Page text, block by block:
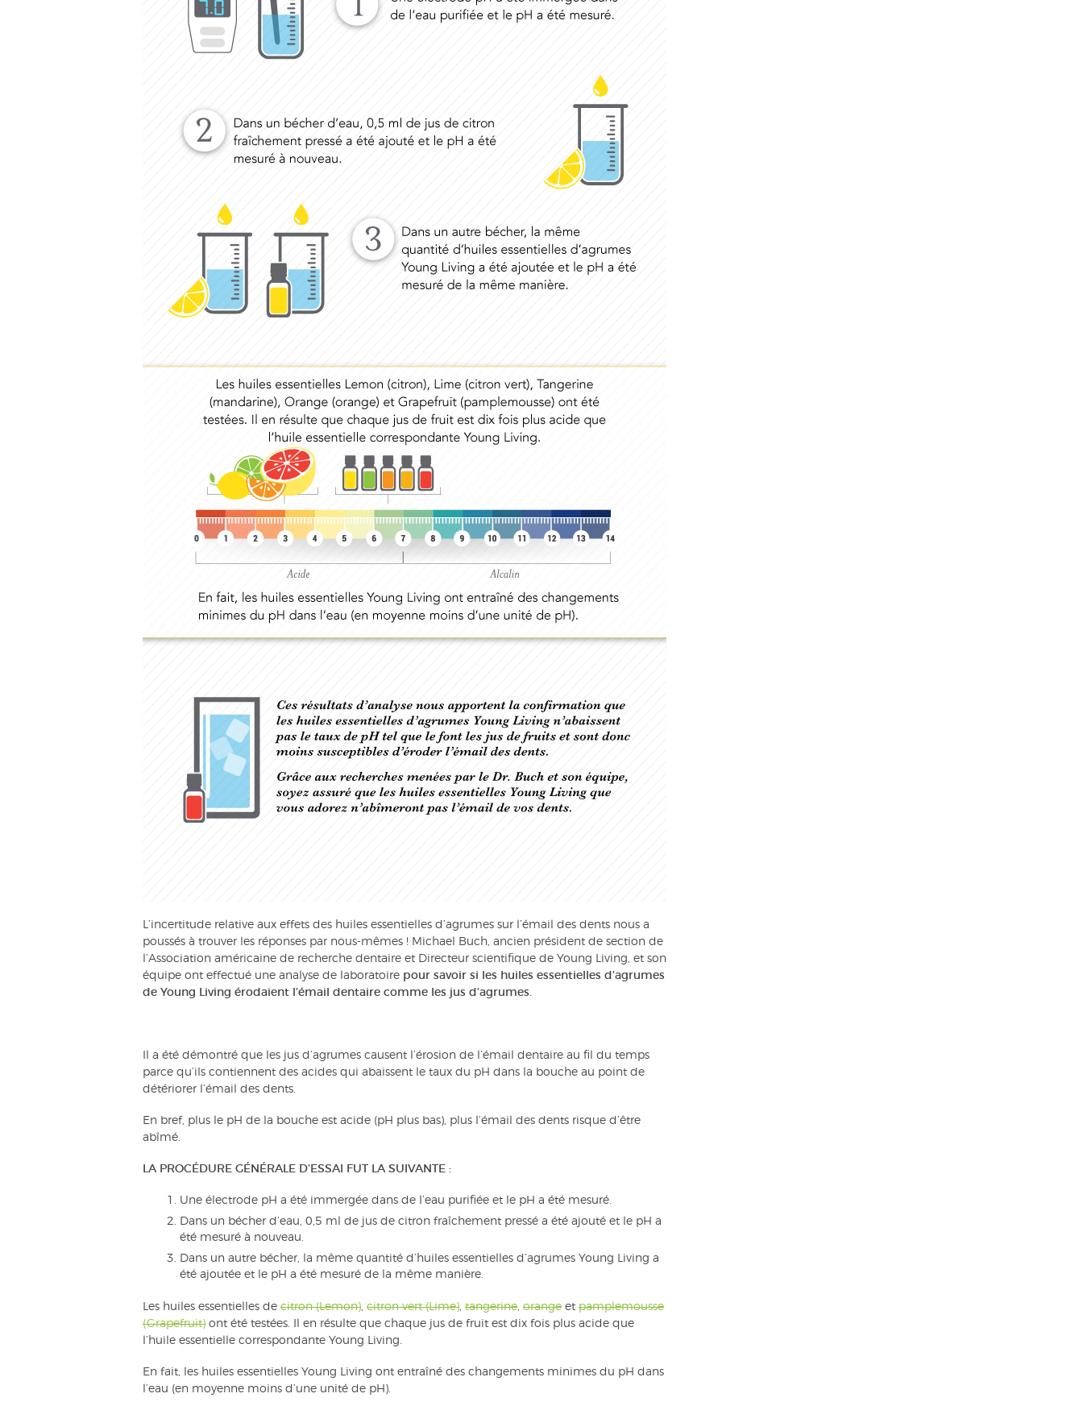
L’incertitude relative aux effets des huiles essentielles d’agrumes sur l’émail des dents nous a
poussés à trouver les réponses par nous-mêmes ! Michael Buch, ancien président de section de
l’Association américaine de recherche dentaire et Directeur scientifique de Young Living, et son
équipe ont effectué une analyse de laboratoire pour savoir si les huiles essentielles d’agrumes
de Young Living érodaient l’émail dentaire comme les jus d’agrumes.
Il a été démontré que les jus d’agrumes causent l’érosion de l’émail dentaire au fil du temps
parce qu’ils contiennent des acides qui abaissent le taux du pH dans la bouche au point de
détériorer l’émail des dents.
En bref, plus le pH de la bouche est acide (pH plus bas), plus l’émail des dents risque d’être
abîmé.
LA PROCÉDURE GÉNÉRALE D’ESSAI FUT LA SUIVANTE :
Une électrode pH a été immergée dans de l’eau purifiée et le pH a été mesuré.
Dans un bécher d’eau, 0,5 ml de jus de citron fraîchement pressé a été ajouté et le pH a
été mesuré à nouveau.
Dans un autre bécher, la même quantité d’huiles essentielles d’agrumes Young Living a
été ajoutée et le pH a été mesuré de la même manière.
Les huiles essentielles de citron (Lemon) citron vert (Lime) tangerine orange et pamplemousse
(Grapefruit) ont été testées. Il en résulte que chaque jus de fruit est dix fois plus acide que
l’huile essentielle correspondante Young Living.
En fait, les huiles essentielles Young Living ont entraîné des changements minimes du pH dans
l’eau (en moyenne moins d’une unité de pH).